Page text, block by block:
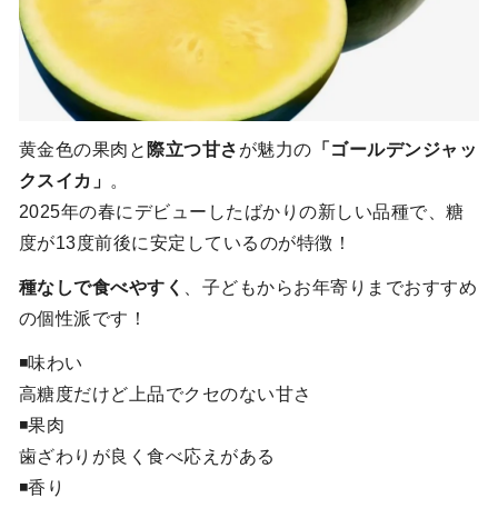
黄金色の果肉と 際立つ甘さ が魅力の 「ゴールデンジャッ
クスイカ」 。
2025年の春にデビューしたばかりの新しい品種で、糖
度が13度前後に安定しているのが特徴！
種なしで食べやすく
、子どもからお年寄りまでおすすめ
の個性派です！
◾️味わい
高糖度だけど上品でクセのない甘さ
◾️果肉
歯ざわりが良く食べ応えがある
◾️香り